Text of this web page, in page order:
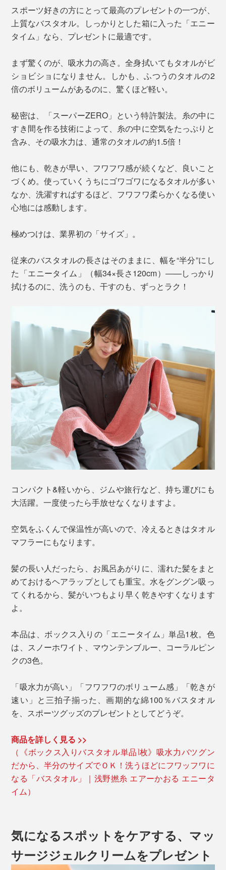
スポーツ好きの方にとって最高のプレゼントの一つが、
上質なバスタオル。しっかりとした箱に入った「エニー
タイム」なら、プレゼントに最適です。
まず驚くのが、吸水力の高さ。全身拭いてもタオルがビ
ショビショになりません。しかも、ふつうのタオルの2
倍のボリュームがあるのに、驚くほど軽い。
秘密は、「スーパーZERO」という特許製法。糸の中に
すき間を作る技術によって、糸の中に空気をたっぷりと
含み、その吸水力は、通常のタオルの約1.5倍！
他にも、乾きが早い、フワフワ感が続くなど、良いこと
づくめ。使っていくうちにゴワゴワになるタオルが多い
なか、洗濯すればするほど、フワフワ柔らかくなる使い
心地には感動します。
極めつけは、業界初の「サイズ」。
従来のバスタオルの長さはそのままに、幅を“半分”にし
た「エニータイム」（幅34×長さ120cm）―—しっかり
拭けるのに、洗うのも、干すのも、ずっとラク！
コンパクト&軽いから、ジムや旅行など、持ち運びにも
大活躍。一度使ったら手放せなくなりますよ。
空気をふくんで保温性が高いので、冷えるときはタオル
マフラーにもなります。
髪の長い人だったら、お風呂あがりに、濡れた髪をまと
めておけるヘアラップとしても重宝。水をグングン吸っ
てくれるから、髪がいつもより早く乾きやすくなります
よ。
本品は、ボックス入りの「エニータイム」単品1枚。色
は、スノーホワイト、マウンテンブルー、コーラルピン
クの3色。
「吸水力が高い」「フワフワのボリューム感」「乾きが
速い」と三拍子揃った、画期的な綿100％バスタオル
を、スポーツグッズのプレゼントとしてどうぞ。
商品を詳しく見る >>
（《ボックス入りバスタオル単品1枚》吸水力バツグン
だから、半分のサイズでＯＫ！洗うほどにフワッフワに
なる「バスタオル」｜浅野撚糸 エアーかおる エニータ
イム）
気になるスポットをケアする、マッ
サージジェルクリームをプレゼント